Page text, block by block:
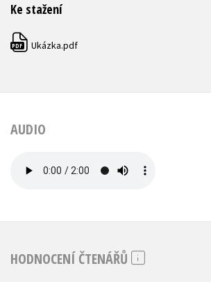
Ke stažení
PDF Ukázka.pdf
AUDIO
HODNOCENÍ ČTENÁŘŮ